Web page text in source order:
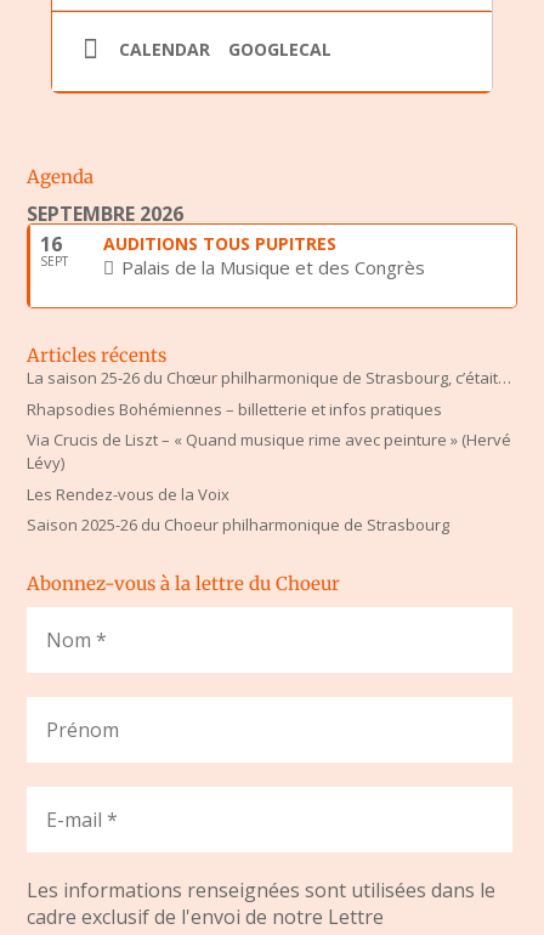
CALENDAR GOOGLECAL
Agenda
SEPTEMBRE 2026
16
SEPT
AUDITIONS TOUS PUPITRES
Palais de la Musique et des Congrès
Articles récents
La saison 25-26 du Chœur philharmonique de Strasbourg, c’était…
Rhapsodies Bohémiennes – billetterie et infos pratiques
Via Crucis de Liszt – « Quand musique rime avec peinture » (Hervé
Lévy)
Les Rendez-vous de la Voix
Saison 2025-26 du Choeur philharmonique de Strasbourg
Abonnez-vous à la lettre du Choeur
Les informations renseignées sont utilisées dans le
cadre exclusif de l'envoi de notre Lettre